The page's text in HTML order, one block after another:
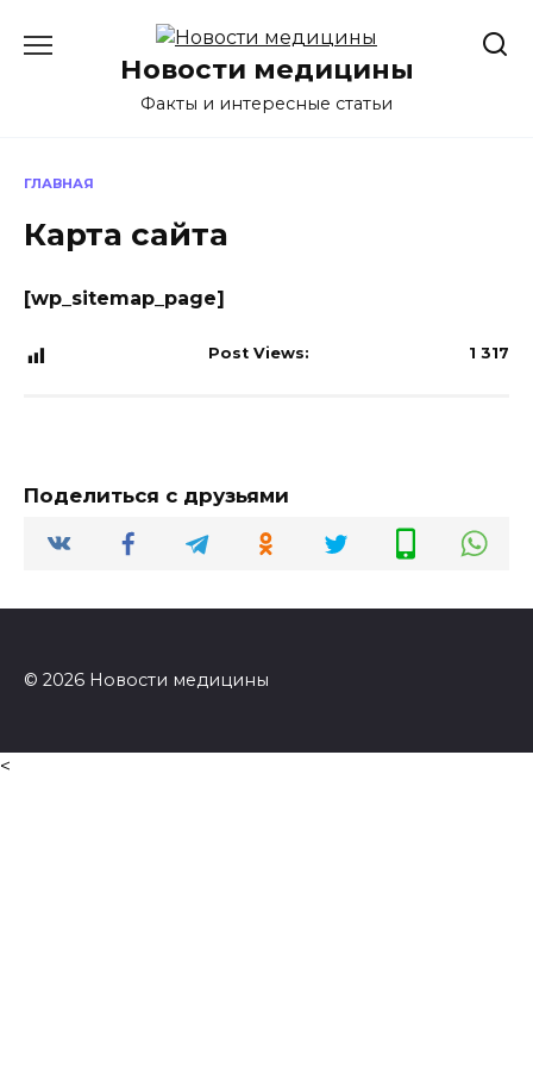
содержаниюНовости медицины
Факты и интересные статьи
ГЛАВНАЯ
Карта сайта
[wp_sitemap_page]
Post Views: 1 317
Поделиться с друзьями
© 2026 Новости медицины
<